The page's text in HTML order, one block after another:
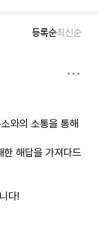
등록순최신순
와의 소통을 통해
해답을 가져다드
다!